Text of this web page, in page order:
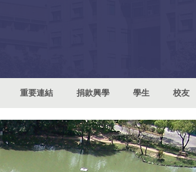
重要連結 捐款興學 學生 校友